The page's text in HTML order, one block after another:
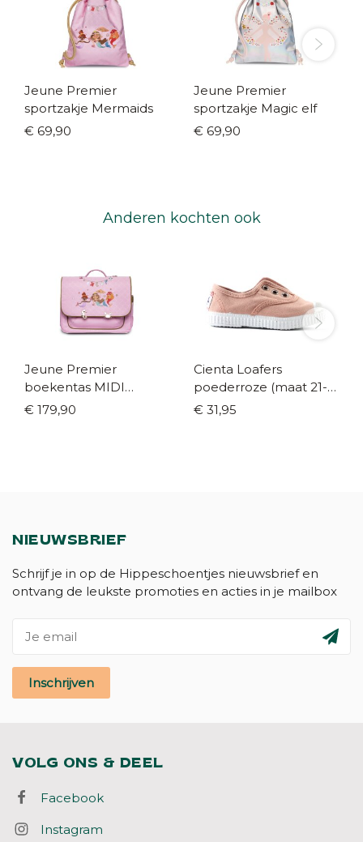
Jeune Premier
sportzakje Mermaids
€ 69,90
Jeune Premier
sportzakje Magic elf
€ 69,90
Anderen kochten ook
Jeune Premier
boekentas MIDI
mermaids
€ 179,90
Cienta Loafers
poederroze (maat 21-
42)
€ 31,95
NIEUWSBRIEF
Schrijf je in op de Hippeschoentjes nieuwsbrief en
ontvang de leukste promoties en acties in je mailbox
Inschrijven
VOLG ONS & DEEL
Facebook
Instagram